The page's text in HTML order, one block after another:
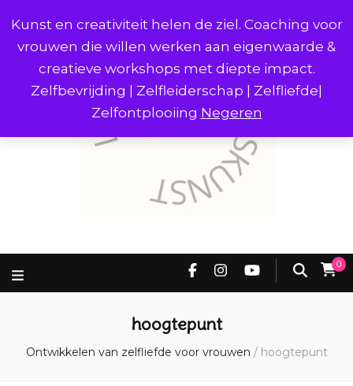
Kunst en creativiteit helen de ziel. Coaching voor
vrouwen die willen werken aan eigenwaarde &
creatieve workshops met diepte impact.
Zelfbevrijding | Zelfleiderschap | Zelfliefde|
Zelfontplooiing Negeren
0
hoogtepunt
Ontwikkelen van zelfliefde voor vrouwen / hoogtepunt